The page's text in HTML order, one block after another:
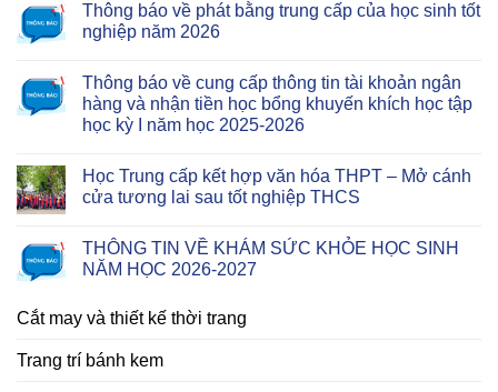
Thông báo về phát bằng trung cấp của học sinh tốt
nghiệp năm 2026
Thông báo về cung cấp thông tin tài khoản ngân
hàng và nhận tiền học bổng khuyến khích học tập
học kỳ I năm học 2025-2026
Học Trung cấp kết hợp văn hóa THPT – Mở cánh
cửa tương lai sau tốt nghiệp THCS
THÔNG TIN VỀ KHÁM SỨC KHỎE HỌC SINH
NĂM HỌC 2026-2027
Cắt may và thiết kế thời trang
Trang trí bánh kem